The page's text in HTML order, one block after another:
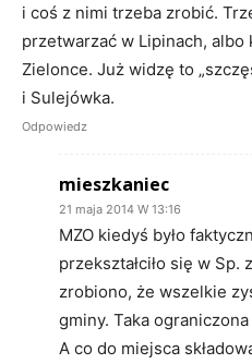
i coś z nimi trzeba zrobić.
przetwarzać w Lipinach, albo
Zielonce. Już widzę to
i Sulejówka.
Odpowiedz
mieszkaniec
21 maja 2014 W 13:16
MZO kiedyś było
przekształciło się w Sp.
zrobiono, że wszelkie
gminy. Taka
A co do miejsca